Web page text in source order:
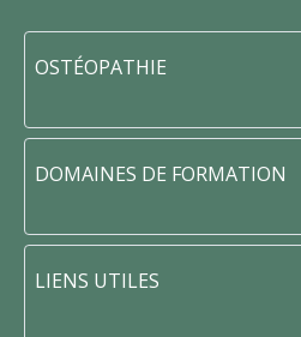
OSTÉOPATHIE
DOMAINES DE FORMATION
LIENS UTILES